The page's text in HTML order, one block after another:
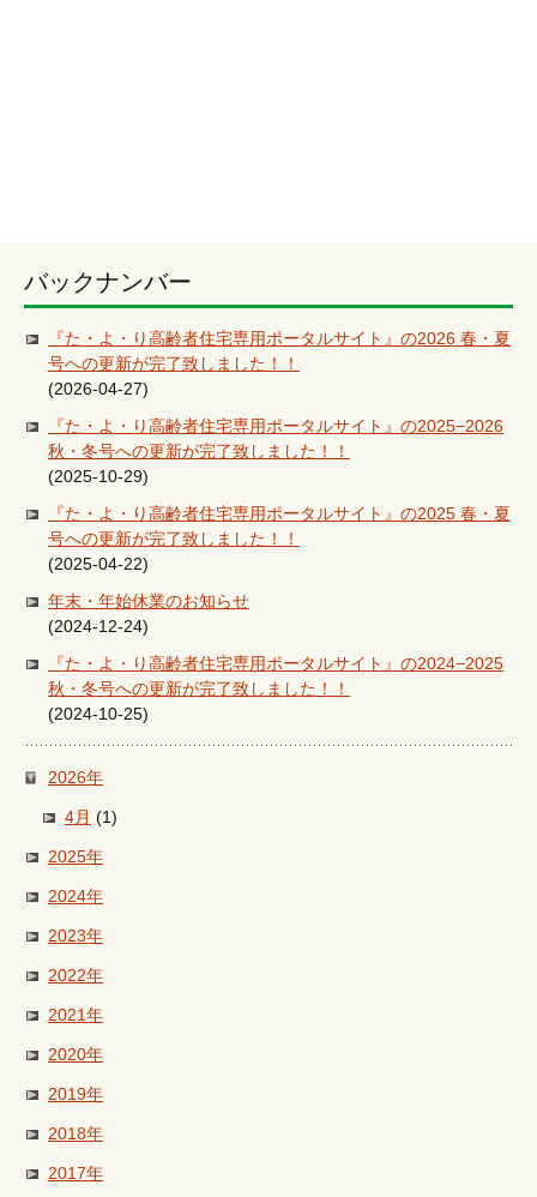
バックナンバー
『た・よ・り高齢者住宅専用ポータルサイト』の2026 春・夏
号への更新が完了致しました！！
(2026-04-27)
『た・よ・り高齢者住宅専用ポータルサイト』の2025−2026
秋・冬号への更新が完了致しました！！
(2025-10-29)
『た・よ・り高齢者住宅専用ポータルサイト』の2025 春・夏
号への更新が完了致しました！！
(2025-04-22)
年末・年始休業のお知らせ
(2024-12-24)
『た・よ・り高齢者住宅専用ポータルサイト』の2024−2025
秋・冬号への更新が完了致しました！！
(2024-10-25)
2026年
4月 (1)
2025年
2024年
2023年
2022年
2021年
2020年
2019年
2018年
2017年